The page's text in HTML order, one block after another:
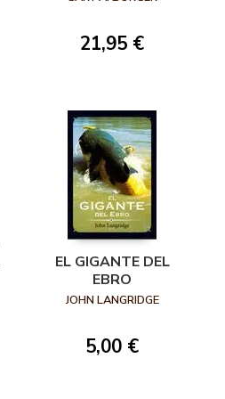
21,95 €
EL GIGANTE DEL
EBRO
JOHN LANGRIDGE
5,00 €